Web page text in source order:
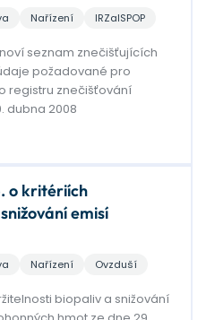
Nařízení IRZaISPOP
seznam znečišťujících
požadované pro
registru znečišťování
dubna 2008
o kritériích
emisí
Nařízení Ovzduší
biopaliv a snižování